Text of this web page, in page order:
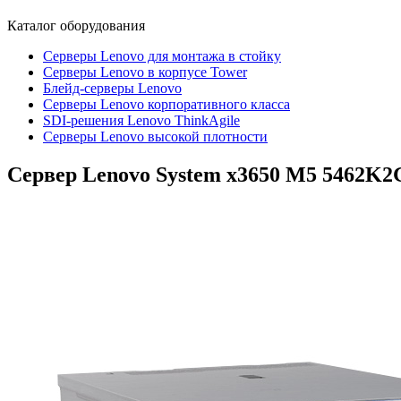
Каталог оборудования
Серверы Lenovo для монтажа в стойку
Серверы Lenovo в корпусе Tower
Блейд-серверы Lenovo
Cерверы Lenovo корпоративного класса
SDI-решения Lenovo ThinkAgile
Серверы Lenovo высокой плотности
Сервер Lenovo System x3650 M5